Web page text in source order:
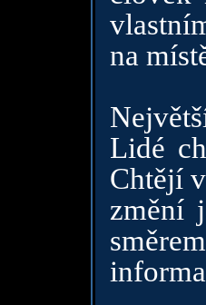
na
Lidé
Chtějí
změní